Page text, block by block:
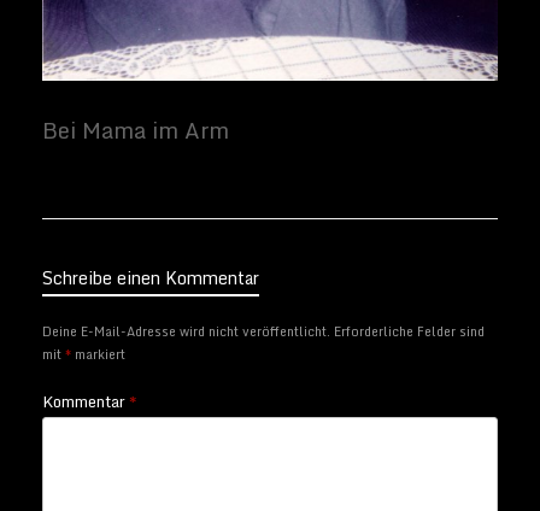
Schreibe einen Kommentar
Deine E-Mail-Adresse wird nicht veröffentlicht. Erforderliche Felder sind
mit* markiert
Kommentar*